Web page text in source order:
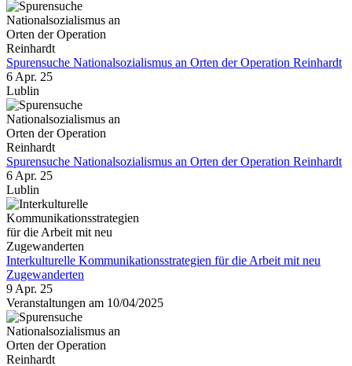
Spurensuche Nationalsozialismus an Orten der Operation Reinhardt
6 Apr. 25
Lublin
Spurensuche Nationalsozialismus an Orten der Operation Reinhardt
6 Apr. 25
Lublin
Interkulturelle Kommunikationsstrategien für die Arbeit mit neu
Zugewanderten
9 Apr. 25
Veranstaltungen am 10/04/2025